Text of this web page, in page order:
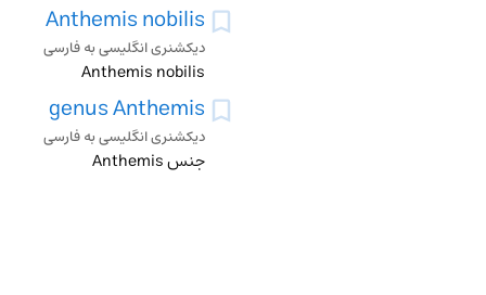
Anthemis nobilis
دیکشنری انگلیسی به فارسی
Anthemis nobilis
genus Anthemis
دیکشنری انگلیسی به فارسی
جنس Anthemis